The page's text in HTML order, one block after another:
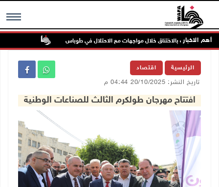
MENU أهم الاخبار
إصابات بالاختناق خلال مواجهات مع الاحتلال في طوباس
الرئيسية اقتصاد
تاريخ النشر: 20/10/2025 04:44 م
افتتاح مهرجان طولكرم الثالث للصناعات الوطنية